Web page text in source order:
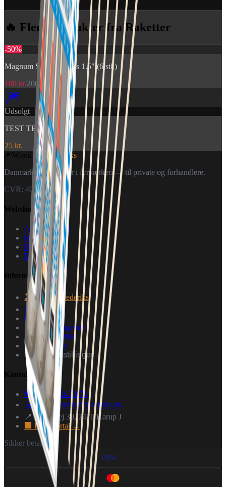
🔥 Flere produkterfra Raketter
-50%
Magnum Shell Rockets 1.5" (6 stk)
100 kr.200 kr.
🎆
Udsolgt
TEST TEST
25 kr.
🎆World Of Fireworks
Danmarks specialister i fyrværkeri — til private og forhandlere.
CVR: 40926151
Webshop
Alle produkter
Raketter
Batterier
Fontæner
Information
🏖️ Butik i Frederiks
Om os
Kontakt os
Handelsbetingelser
Privatlivspolitik
Fortryd aftale
Cookie indstillinger
Kontakt
📞 +45 29 24 28 74
✉️info@worldoffireworks.dk
📍 Karupvej 30, 7470 Karup J
🏢 B2B Portal →
Sikker betaling:
VISA